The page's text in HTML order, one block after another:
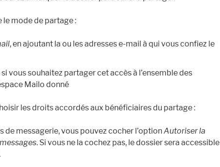
le mode de partage :
, en ajoutant la ou les adresses e-mail à qui vous confiez le
si vous souhaitez partager cet accès à l’ensemble des
Mailo donné
les droits accordés aux bénéficiaires du partage :
de messagerie, vous pouvez cocher l’optionAutoriser la
. Si vous ne la cochez pas, le dossier sera accessible